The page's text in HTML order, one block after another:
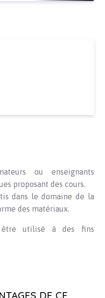
ou enseignants
proposant des cours.
dans le domaine de la
des matériaux.
utilisé à des fins
DE CE